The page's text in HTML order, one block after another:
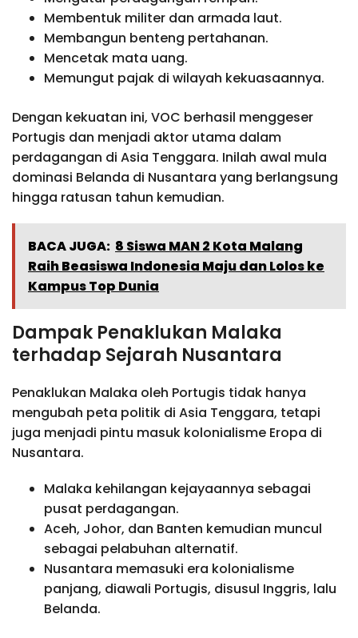
Membentuk militer dan armada laut.
Membangun benteng pertahanan.
Mencetak mata uang.
Memungut pajak di wilayah kekuasaannya.
Dengan kekuatan ini, VOC berhasil menggeser
Portugis dan menjadi aktor utama dalam
perdagangan di Asia Tenggara. Inilah awal mula
dominasi Belanda di Nusantara yang berlangsung
hingga ratusan tahun kemudian.
BACA JUGA: 8 Siswa MAN 2 Kota Malang
Raih Beasiswa Indonesia Maju dan Lolos ke
Kampus Top Dunia
Dampak Penaklukan Malaka
terhadap Sejarah Nusantara
Penaklukan Malaka oleh Portugis tidak hanya
mengubah peta politik di Asia Tenggara, tetapi
juga menjadi pintu masuk kolonialisme Eropa di
Nusantara.
Malaka kehilangan kejayaannya sebagai
pusat perdagangan.
Aceh, Johor, dan Banten kemudian muncul
sebagai pelabuhan alternatif.
Nusantara memasuki era kolonialisme
panjang, diawali Portugis, disusul Inggris, lalu
Belanda.